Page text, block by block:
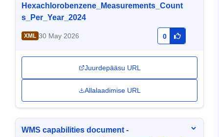
Hexachlorobenzene_Measurements_Count
s_Per_Year_2024
XML 30 May 2026 0
Juurdepääsu URL
Allalaadimise URL
WMS capabilities document -